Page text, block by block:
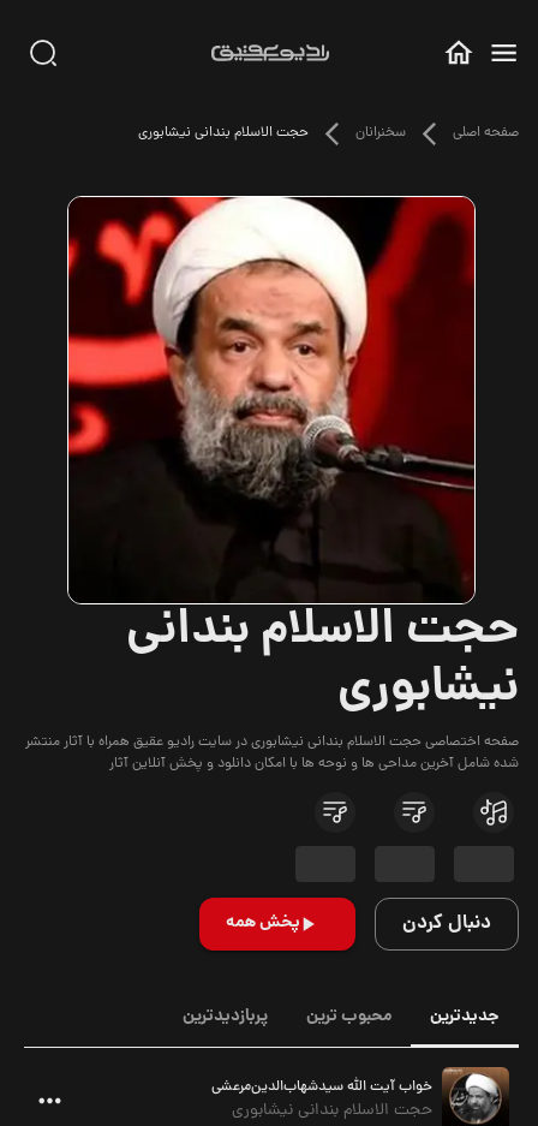
صفحه اصلی سخنرانان حجت الاسلام بندانی نیشابوری
حجت الاسلام بندانی
نیشابوری
صفحه اختصاصی حجت الاسلام بندانی نیشابوری در سایت رادیو عقیق همراه با آثار منتشر
شده شامل آخرین مداحی ها و نوحه ها با امکان دانلود و پخش آنلاین آثار
دنبال کردن پخش همه
جدیدترین محبوب ترین پربازدیدترین
خواب آیت الله سیدشهاب‌الدین‌مرعشی
حجت الاسلام بندانی نیشابوری